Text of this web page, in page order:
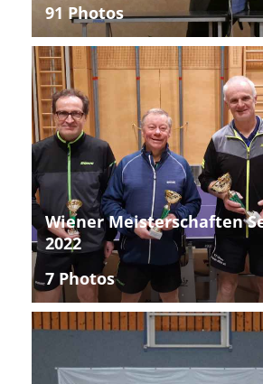
91 Photos
Wiener Meisterschaften
2022
7 Photos